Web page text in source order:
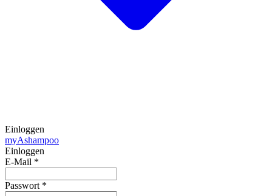
Einloggen
myAshampoo
Einloggen
E-Mail *
Passwort *